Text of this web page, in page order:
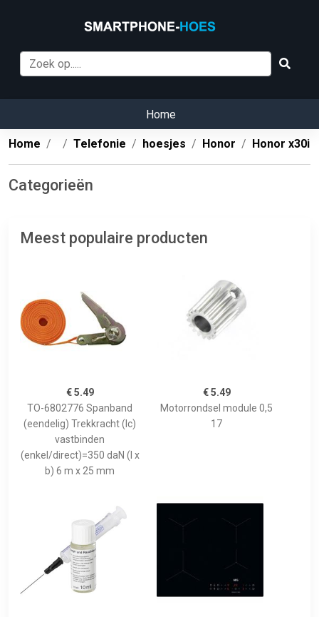
Home
Home Telefonie hoesjes Honor Honor x30i
Categorieën
Meest populaire producten
€ 5.49
TO-6802776 Spanband
(eendelig) Trekkracht (lc)
vastbinden
(enkel/direct)=350 daN (l x
b) 6 m x 25 mm
€ 5.49
Motorrondsel module 0,5
17